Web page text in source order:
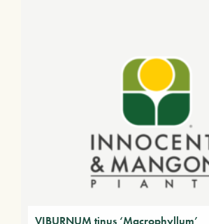
VIBURNUM tinus ‘Macrophyllum’